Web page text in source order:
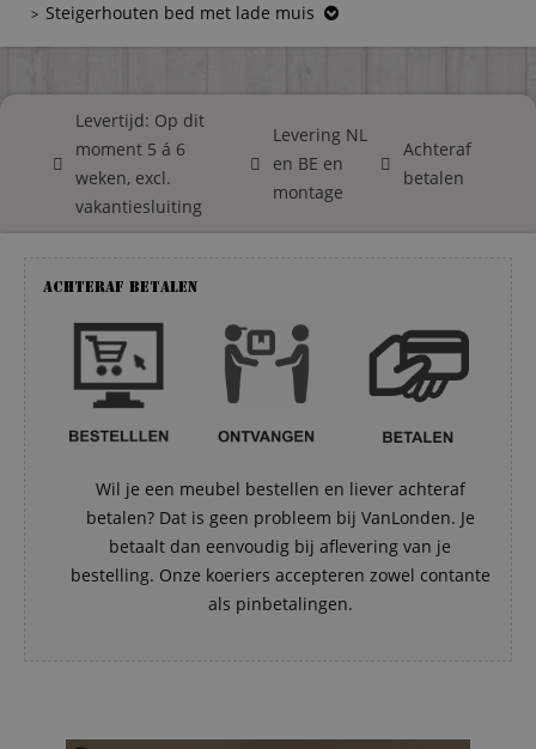
Steigerhouten bed met lade muis
Levertijd: Op dit
moment 5 á 6
weken, excl.
vakantiesluiting
Levering NL
en BE en
montage
Achteraf
betalen
Achteraf betalen
Wil je een meubel bestellen en liever achteraf
betalen? Dat is geen probleem bij VanLonden. Je
betaalt dan eenvoudig bij aflevering van je
bestelling. Onze koeriers accepteren zowel contante
als pinbetalingen.